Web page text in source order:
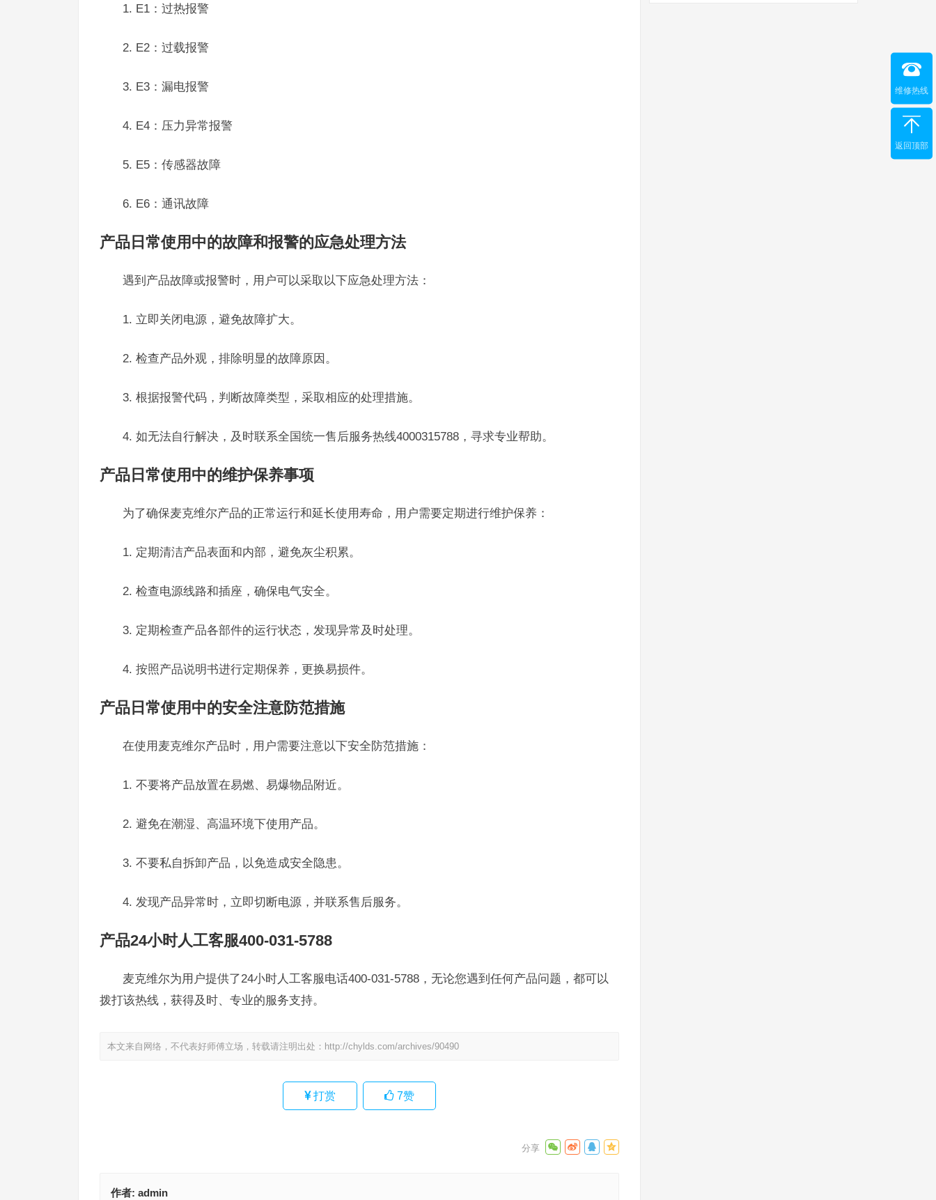
1. E1：过热报警
2. E2：过载报警
3. E3：漏电报警
4. E4：压力异常报警
5. E5：传感器故障
6. E6：通讯故障
产品日常使用中的故障和报警的应急处理方法
遇到产品故障或报警时，用户可以采取以下应急处理方法：
1. 立即关闭电源，避免故障扩大。
2. 检查产品外观，排除明显的故障原因。
3. 根据报警代码，判断故障类型，采取相应的处理措施。
4. 如无法自行解决，及时联系全国统一售后服务热线4000315788，寻求专业帮助。
产品日常使用中的维护保养事项
为了确保麦克维尔产品的正常运行和延长使用寿命，用户需要定期进行维护保养：
1. 定期清洁产品表面和内部，避免灰尘积累。
2. 检查电源线路和插座，确保电气安全。
3. 定期检查产品各部件的运行状态，发现异常及时处理。
4. 按照产品说明书进行定期保养，更换易损件。
产品日常使用中的安全注意防范措施
在使用麦克维尔产品时，用户需要注意以下安全防范措施：
1. 不要将产品放置在易燃、易爆物品附近。
2. 避免在潮湿、高温环境下使用产品。
3. 不要私自拆卸产品，以免造成安全隐患。
4. 发现产品异常时，立即切断电源，并联系售后服务。
产品24小时人工客服400-031-5788
麦克维尔为用户提供了24小时人工客服电话400-031-5788，无论您遇到任何产品问题，都可以
拨打该热线，获得及时、专业的服务支持。
本文来自网络，不代表好师傅立场，转载请注明出处： http://chylds.com/archives/90490
打赏 7赞
作者: admin
维修热线
返回顶部